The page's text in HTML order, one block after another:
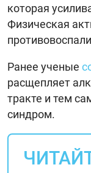
которая
Физическая
Ранее ученые
расщепляет
тракте и тем
синдром.